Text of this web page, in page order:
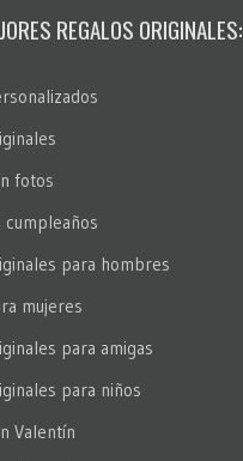
REGALOS ORIGINALES:
fotos
cumpleaños
para hombres
mujeres
para amigas
para niños
Valentín